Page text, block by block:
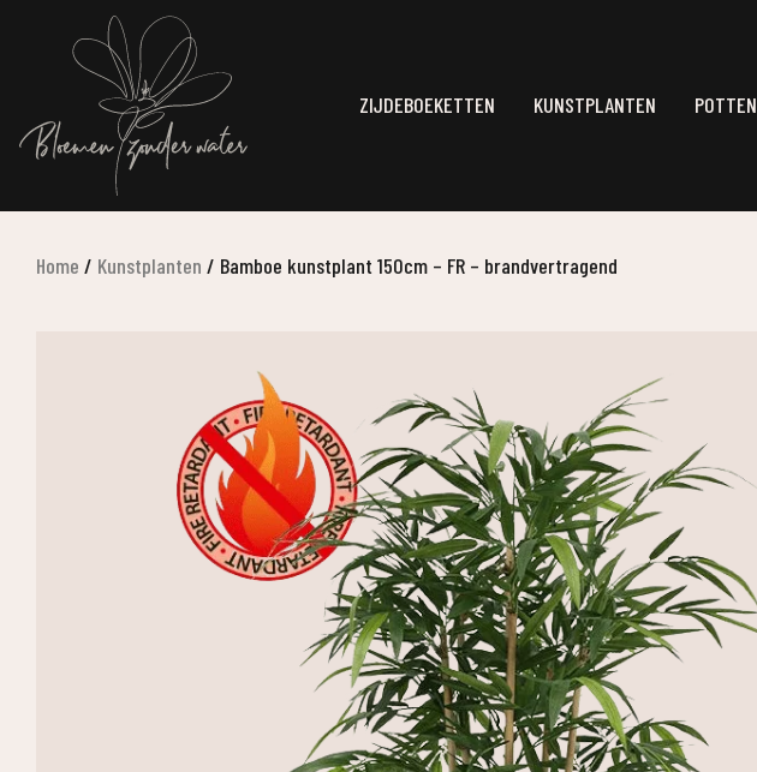
ZIJDEBOEKETTEN KUNSTPLANTEN POTTEN
Home / Kunstplanten / Bamboe kunstplant 150cm – FR – brandvertragend